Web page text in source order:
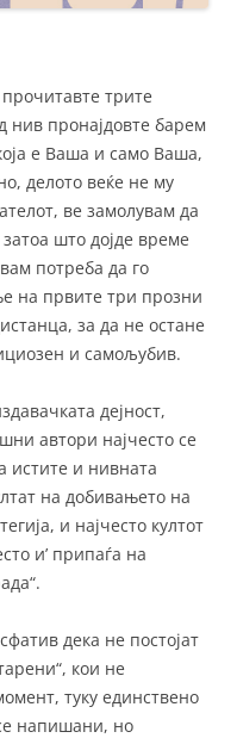
трите
нив пронајдовте барем
е Ваша и само Ваша,
делото веќе не му
ве замолувам да
што дојде време
потреба да го
на првите три прозни
за да не остане
и самољубив.
дејност,
автори најчесто се
истите и нивната
на добивањето на
и најчесто култот
и’ припаѓа на
дека не постојат
кои не
туку единствено
напишани, но